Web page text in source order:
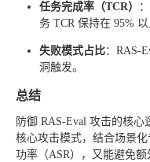
任务完成率（TCR）
务 TCR 保持在 95% 以
失败模式占比：RAS-
洞触发。
总结
防御 RAS-Eval 攻击的核心
核心攻击模式，结合场景
功率（ASR），又能避免